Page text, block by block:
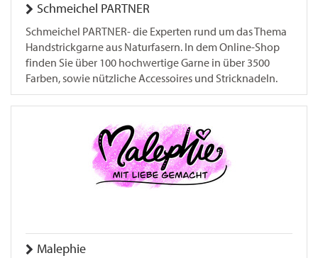
Schmeichel PARTNER
Schmeichel PARTNER- die Experten rund um das Thema
Handstrickgarne aus Naturfasern. In dem Online-Shop
finden Sie über 100 hochwertige Garne in über 3500
Farben, sowie nützliche Accessoires und Stricknadeln.
Malephie